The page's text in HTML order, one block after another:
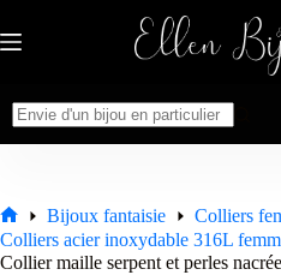
au
contenu
Accueil
Bijoux fantaisie
Colliers
Colliers acier inoxydable 316L
Collier maille serpent et perles